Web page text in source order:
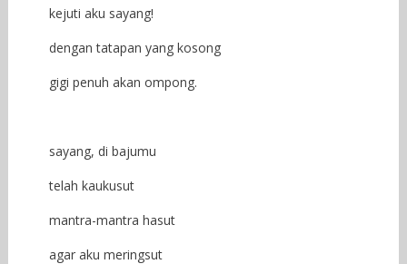
kejuti aku sayang!
dengan tatapan yang kosong
gigi penuh akan ompong.
sayang, di bajumu
telah kaukusut
mantra-mantra hasut
agar aku meringsut